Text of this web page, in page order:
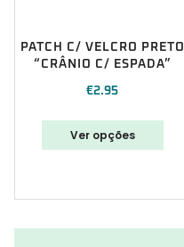
PATCH C/ VELCRO PRETO
“CRÂNIO C/ ESPADA”
€2.95
Ver opções